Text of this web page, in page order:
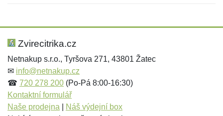
Hodnocení:
Jméno: *
Jméno:
E-mail:*
Zvirecitrika.cz
Netnakup s.r.o., Tyršova 271, 43801 Žatec
✉ info@netnakup.cz
☎ 720 278 200 (Po-Pá 8:00-16:30)
Kontaktní formulář
Naše prodejna
Náš výdejní box